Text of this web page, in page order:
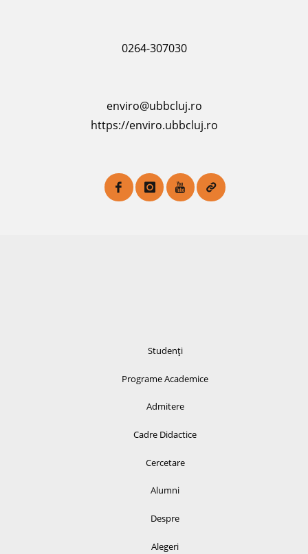
0264-307030
enviro@ubbcluj.ro
https://enviro.ubbcluj.ro
Studenți
Programe Academice
Admitere
Cadre Didactice
Cercetare
Alumni
Despre
Alegeri